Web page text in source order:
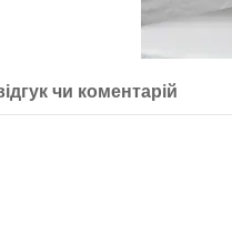
чи коментарій